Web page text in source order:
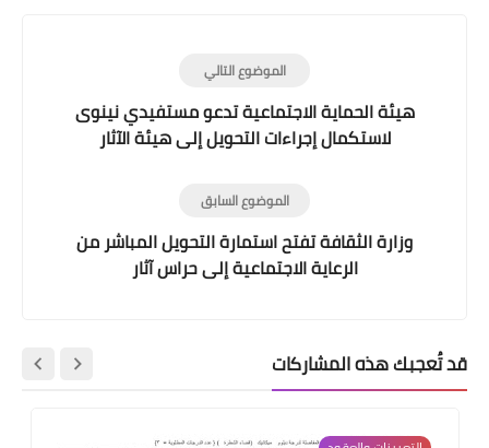
الموضوع التالي
هيئة الحماية الاجتماعية تدعو مستفيدي نينوى
لاستكمال إجراءات التحويل إلى هيئة الآثار
الموضوع السابق
وزارة الثقافة تفتح استمارة التحويل المباشر من
الرعاية الاجتماعية إلى حراس آثار
قد تُعجبك هذه المشاركات